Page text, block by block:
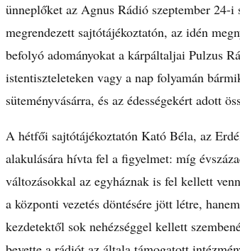
ünneplőket az Agnus Rádió szeptember 24-
megrendezett sajtótájékoztatón, az idén
befolyó adományokat a kárpáltaljai Pulzus
istentiszteleteken vagy a nap folyamán
süteményvásárra, és az édességekért adott
A hétfői sajtótájékoztatón Kató Béla, az
alakulására hívta fel a figyelmet: míg
változásokkal az egyháznak is fel kellett
a központi vezetés döntésére jött létre,
kezdetektől sok nehézséggel kellett